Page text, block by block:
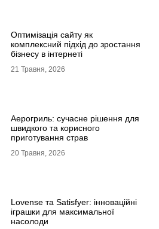
Оптимізація сайту як
комплексний підхід до зростання
бізнесу в інтернеті
21 Травня, 2026
Аерогриль: сучасне рішення для
швидкого та корисного
приготування страв
20 Травня, 2026
Lovense та Satisfyer: інноваційні
іграшки для максимальної
насолоди